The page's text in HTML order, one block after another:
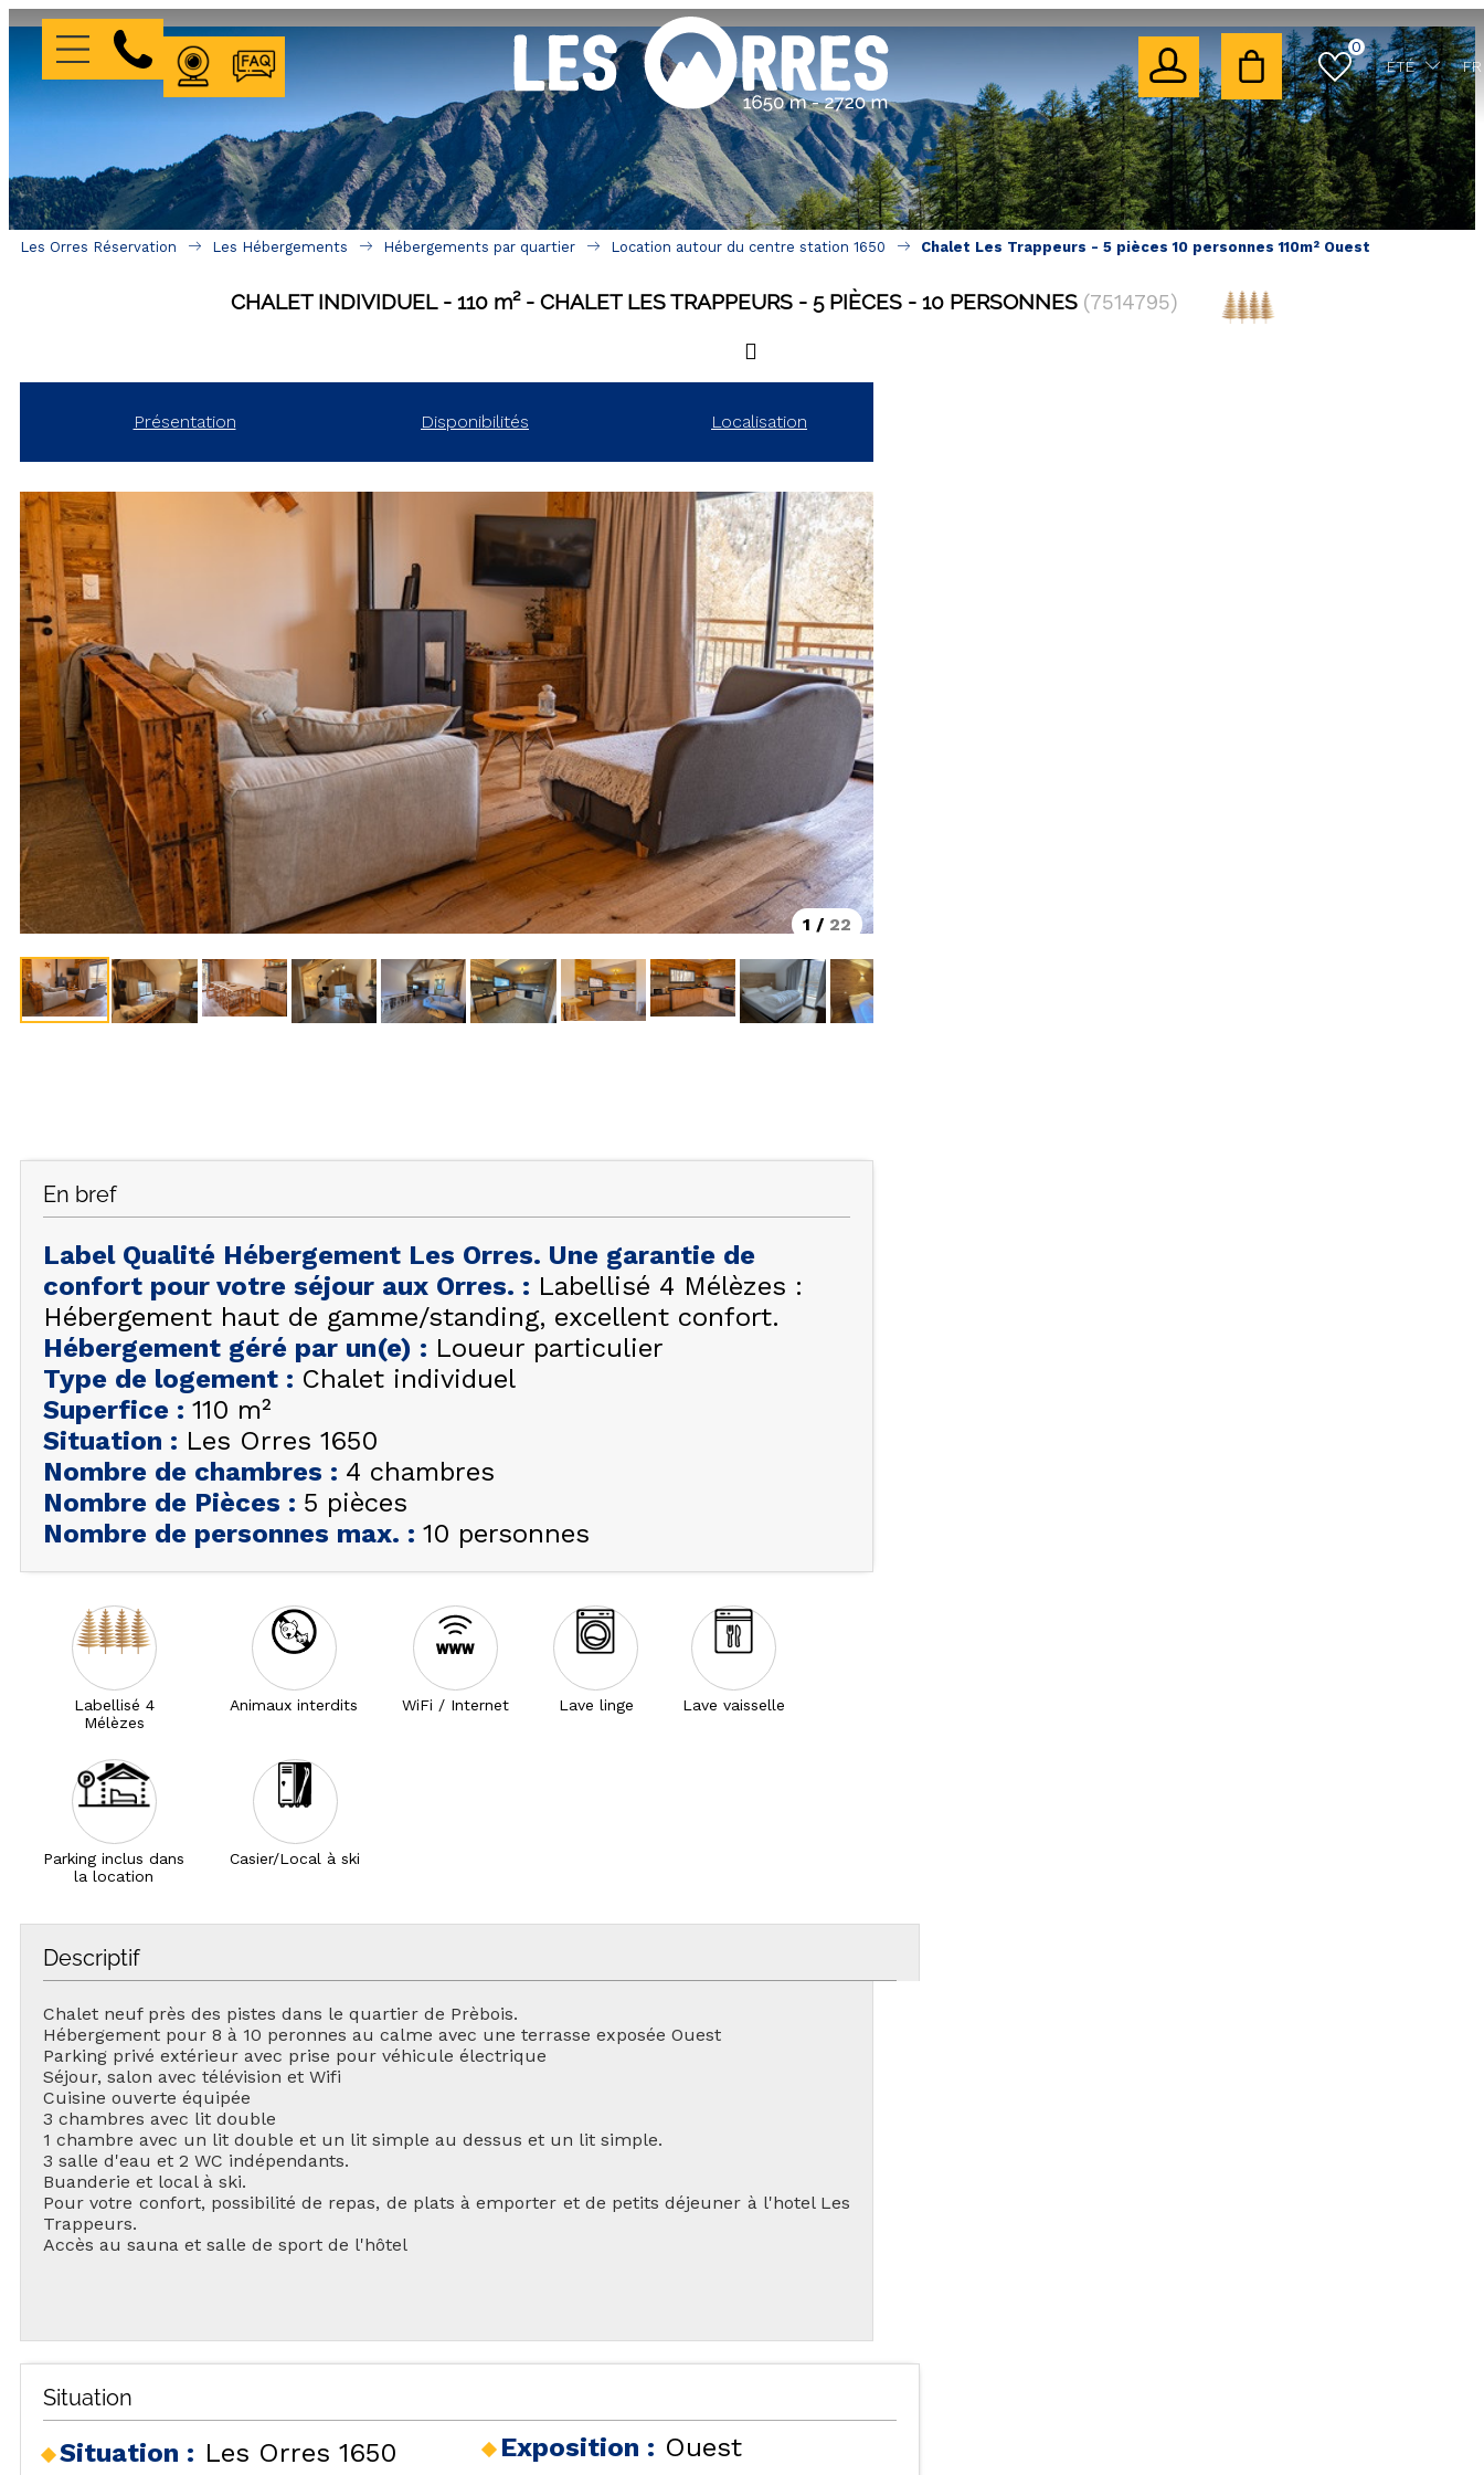
WEBCAMS
FAQ
0
ÉTÉ
FR
LES
TOUTES NOS LOCATIONS
HÉBERGEMENTS AVEC
PISCINE
LES ORRES 1550
LES ORRES 1650
Les Orres Réservation Les Hébergements Hébergements par quartier Location autour du centre station 1650 Chalet Les Trappeurs - 5 pièces 10 personnes 110m² Ouest
CHALET INDIVIDUEL 110 m² CHALET LES TRAPPEURS 5 PIÈCES 10 PERSONNES (7514795)
Présentation Disponibilités Localisation
1 / 22
En bref
Label Qualité Hébergement Les Orres. Une garantie de
confort pour votre séjour aux Orres. : Labellisé 4 Mélèzes :
Hébergement haut de gamme/standing, excellent confort.
Hébergement géré par un(e) : Loueur particulier
Type de logement : Chalet individuel
Superfice : 110 m²
Situation : Les Orres 1650
Nombre de chambres : 4 chambres
Nombre de Pièces : 5 pièces
Nombre de personnes max. : 10 personnes
Labellisé 4
Mélèzes
Animaux interdits WiFi / Internet Lave linge Lave vaisselle
Parking inclus dans
la location
Casier/Local à ski
Descriptif
Chalet neuf près des pistes dans le quartier de Prèbois.
Hébergement pour 8 à 10 peronnes au calme avec une terrasse exposée Ouest
Parking privé extérieur avec prise pour véhicule électrique
Séjour, salon avec télévision et Wifi
Cuisine ouverte équipée
3 chambres avec lit double
1 chambre avec un lit double et un lit simple au dessus et un lit simple.
3 salle d'eau et 2 WC indépendants.
Buanderie et local à ski.
Pour votre confort, possibilité de repas, de plats à emporter et de petits déjeuner à l'hotel Les
Trappeurs.
Accès au sauna et salle de sport de l'hôtel
Situation
Situation : Les Orres 1650
Exposition : Ouest